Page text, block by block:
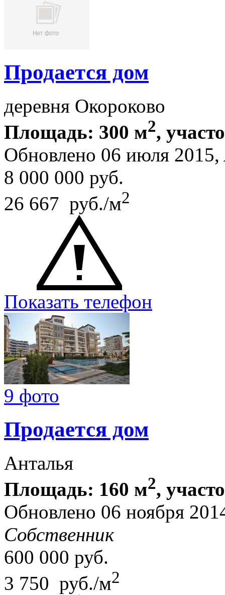
Продается дом
деревня Окороково
Площадь: 300 м2,
Обновлено 06 июля 2015,
8 000 000 руб.
26 667 руб./м2
Показать телефон
9 фото
Продается дом
Анталья
Площадь: 160 м2,
Обновлено 06 ноября
Собственник
600 000 руб.
3 750 руб./м2